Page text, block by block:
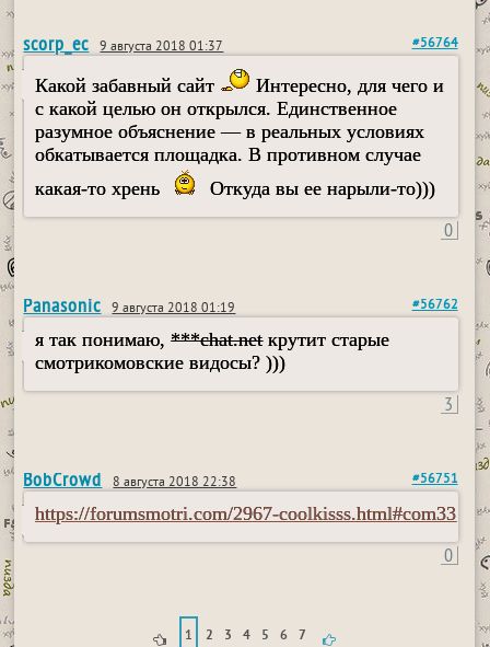
scorp_ec 9 августа 2018 01:37 #56764
Какой забавный сайт
Интересно, для чего и
с какой целью он открылся. Единственное
разумное объяснение — в реальных условиях
обкатывается площадка. В противном случае
какая-то хрень
Откуда вы ее нарыли-то)))
0
Panasonic 9 августа 2018 01:19 #56762
я так понимаю,***chat.netкрутит старые
смотрикомовские видосы? )))
3
BobCrowd 8 августа 2018 22:38 #56751
https://forumsmotri.com/2967-coolkisss.html#com33
0
1 2 3 4 5 6 7